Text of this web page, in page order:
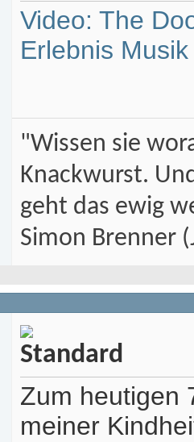
Video: The
Erlebnis Musik
"Wissen sie
Knackwurst.
geht das ewig
Simon Brenner
Zum heutigen
meiner